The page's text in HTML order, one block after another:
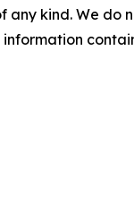
any kind. We